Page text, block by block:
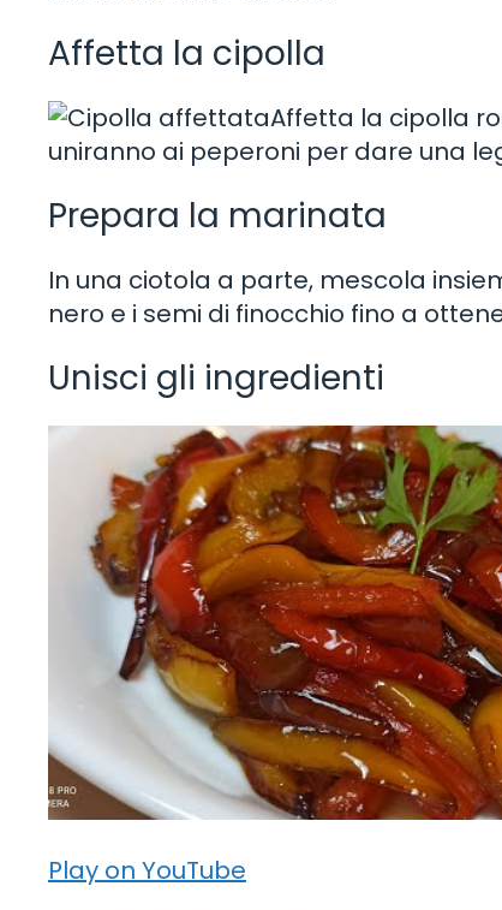
Affetta la cipolla
Affetta la cipolla
uniranno ai peperoni per dare una
Prepara la marinata
In una ciotola a parte, mescola
nero e i semi di finocchio fino a
Unisci gli ingredienti
Play on YouTube